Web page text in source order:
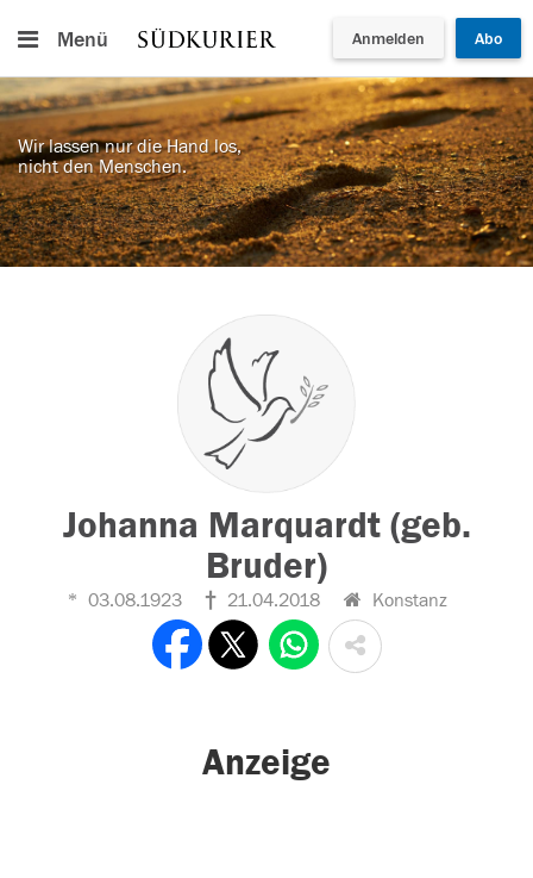
Menü Anmelden Abo
Wir lassen nur die Hand los,
nicht den Menschen.
Johanna Marquardt (geb.
Bruder)
03.08.1923 21.04.2018 Konstanz
Anzeige